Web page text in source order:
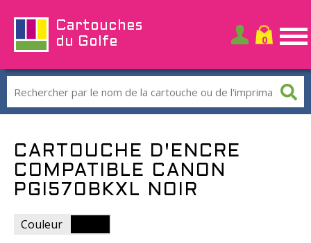
Cartouches
du Golfe
CARTOUCHE D'ENCRE
COMPATIBLE CANON
PGI570BKXL NOIR
Couleur